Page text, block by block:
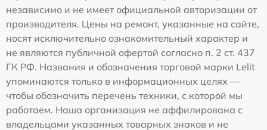
независимо и не имеет официальной авторизации от
производителя. Цены на ремонт, указанные на сайте,
носят исключительно ознакомительный характер и
не являются публичной офертой согласно п. 2 ст. 437
ГК РФ. Названия и обозначения торговой марки Lelit
упоминаются только в информационных целях —
чтобы обозначить перечень техники, с которой мы
работаем. Наша организация не аффилирована с
владельцами указанных товарных знаков и не